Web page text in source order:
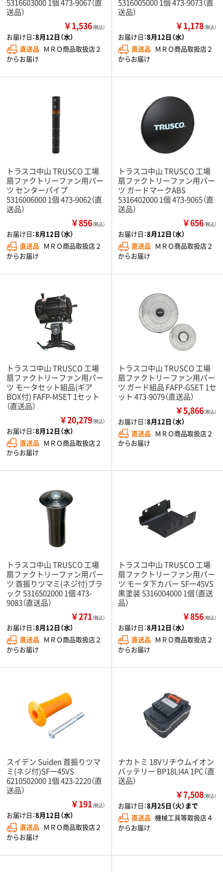
送品）
￥1,536（税込）
お届け日：8月12日（水）
直送品 ＭＲＯ商品取扱店２
からお届け
送品）
￥1,178（税込）
お届け日：8月12日（水）
直送品 ＭＲＯ商品取扱店２
からお届け
トラスコ中山 TRUSCO 工場
扇ファクトリーファン用パー
ツ センターパイプ
5316006000 1個 473-9062（直
送品）
￥856（税込）
お届け日：8月12日（水）
直送品 ＭＲＯ商品取扱店２
からお届け
トラスコ中山 TRUSCO 工場
扇ファクトリーファン用パー
ツ ガードマークABS
5316402000 1個 473-9065（直
送品）
￥656（税込）
お届け日：8月12日（水）
直送品 ＭＲＯ商品取扱店２
からお届け
トラスコ中山 TRUSCO 工場
扇ファクトリーファン用パー
ツ モータセット組品(ギア
BOX付) FAFP-MSET 1セット
（直送品）
￥20,279（税込）
お届け日：8月12日（水）
直送品 ＭＲＯ商品取扱店２
からお届け
トラスコ中山 TRUSCO 工場
扇ファクトリーファン用パー
ツ ガード組品 FAFP-GSET 1セ
ット 473-9079（直送品）
￥5,866（税込）
お届け日：8月12日（水）
直送品 ＭＲＯ商品取扱店２
からお届け
トラスコ中山 TRUSCO 工場
扇ファクトリーファン用パー
ツ 首振りツマミ(ネジ付)ブラ
ック 5316502000 1個 473-
9083（直送品）
￥271（税込）
お届け日：8月12日（水）
直送品 ＭＲＯ商品取扱店２
からお届け
トラスコ中山 TRUSCO 工場
扇ファクトリーファン用パー
ツ モータ下カバー SFー45VS
黒塗装 5316004000 1個（直送
品）
￥856（税込）
お届け日：8月12日（水）
直送品 ＭＲＯ商品取扱店２
からお届け
スイデン Suiden 首振りツマ
ミ(ネジ付)SFー45VS
6210502000 1個 423-2220（直
送品）
￥191（税込）
お届け日：8月12日（水）
直送品 ＭＲＯ商品取扱店２
からお届け
ナカトミ 18Vリチウムイオン
バッテリー BP18LI4A 1PC（直
送品）
￥7,508（税込）
お届け日：8月25日（火）まで
直送品 機械工具等取扱店４
からお届け